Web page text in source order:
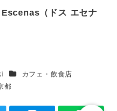
Escenas（ドス エセナ
施設ジャンル
カフェ・飲食店
都